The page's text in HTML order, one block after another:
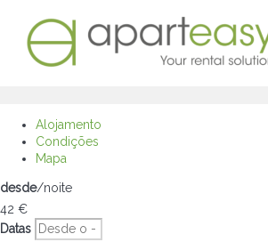
Alojamento
Condições
Mapa
desde/noite
42 €
Datas